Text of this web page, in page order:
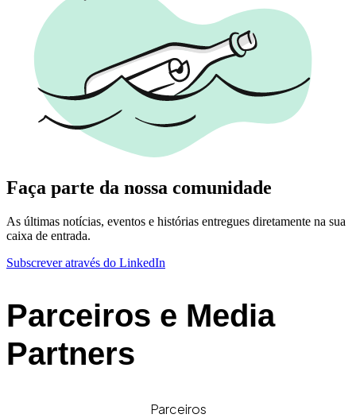
Faça parte da nossa comunidade
As últimas notícias, eventos e histórias entregues diretamente na sua
caixa de entrada.
Subscrever através do LinkedIn
Parceiros e Media
Partners
Parceiros